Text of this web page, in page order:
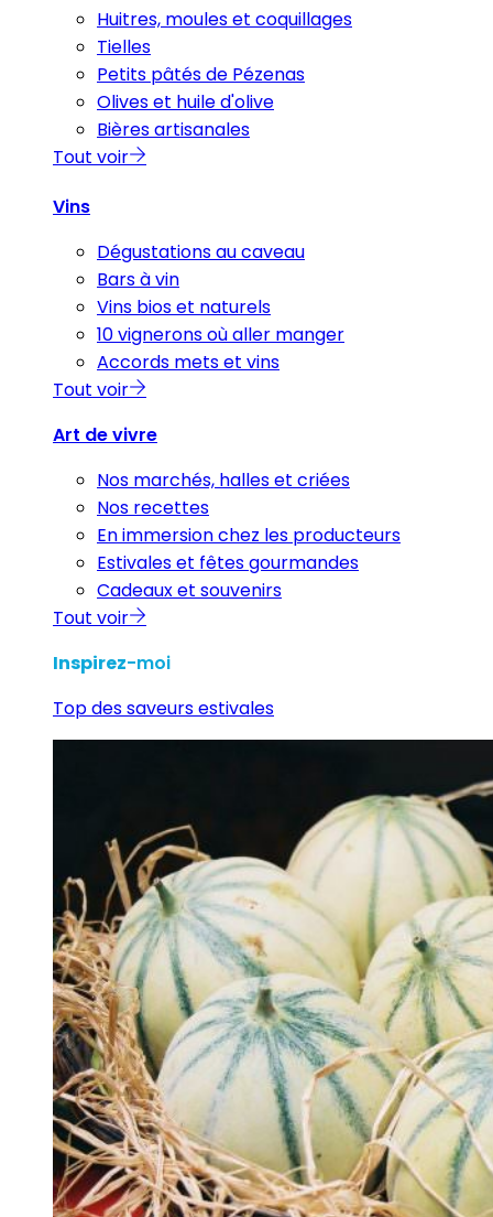
Huitres, moules et coquillages
Tielles
Petits pâtés de Pézenas
Olives et huile d'olive
Bières artisanales
Tout voir
Vins
Dégustations au caveau
Bars à vin
Vins bios et naturels
10 vignerons où aller manger
Accords mets et vins
Tout voir
Art de vivre
Nos marchés, halles et criées
Nos recettes
En immersion chez les producteurs
Estivales et fêtes gourmandes
Cadeaux et souvenirs
Tout voir
Inspirez-moi
Top des saveurs estivales